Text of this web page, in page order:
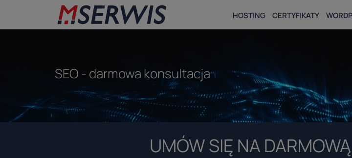
HOSTING CERTYFIKATY
SEO - darmowa konsultacja
UMÓW SIĘ NA